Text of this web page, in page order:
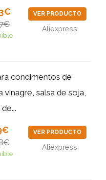
VER PRODUCTO
Aliexpress
condimentos de
vinagre, salsa de soja,
VER PRODUCTO
Aliexpress